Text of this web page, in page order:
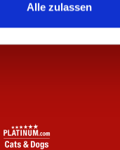
Alle zulassen